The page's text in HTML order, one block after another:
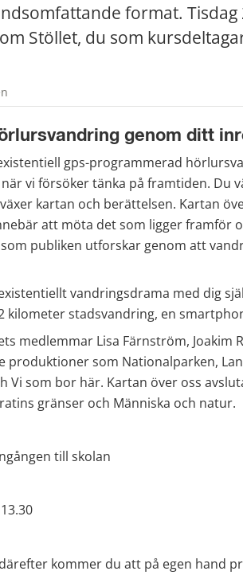
format. Tisdag
Stöllet, du som
genom ditt
gps-programmerad
vi försöker tänka på framtiden. Du
kartan och berättelsen. Kartan
att möta det som ligger framför
publiken utforskar genom att
vandringsdrama med dig
kilometer stadsvandring, en
medlemmar Lisa Färnström, Joakim
produktioner som Nationalparken,
Vi som bor här. Kartan över oss
gränser och Människa och natur.
till skolan
kommer du att på egen hand